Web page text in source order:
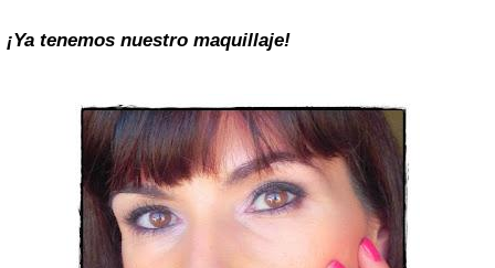
¡Ya tenemos nuestro maquillaje!